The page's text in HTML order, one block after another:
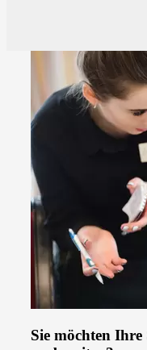
Sie möchten